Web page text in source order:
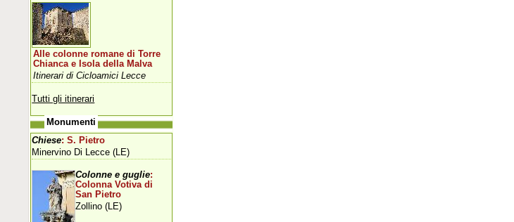
Alle colonne romane di Torre
Chianca e Isola della Malva
Itinerari di Cicloamici Lecce
Tutti gli itinerari
Monumenti
Chiese: S. Pietro
Minervino Di Lecce (LE)
Colonne e guglie:
Colonna Votiva di
San Pietro
Zollino (LE)